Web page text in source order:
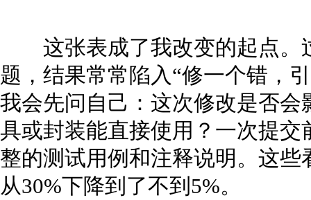
这张表成了我改变的起点。
题，结果常常陷入“修一个错，
我会先问自己：这次修改是否
具或封装能直接使用？一次提
整的测试用例和注释说明。这
从30%下降到了不到5%。